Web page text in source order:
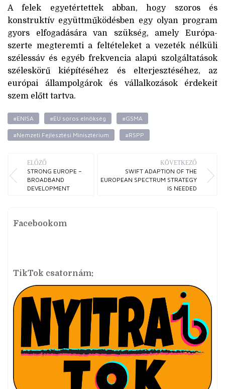
A felek egyetértettek abban, hogy szoros és
konstruktív együttműködésben egy olyan program
gyors elfogadására van szükség, amely Európa-
szerte megteremti a feltételeket a vezeték nélküli
szélessáv és egyéb frekvencia alapú szolgáltatások
széleskörű kiépítéséhez és elterjesztéséhez, az
európai állampolgárok és vállalkozások érdekeit
szem előtt tartva.
#ENISA #EU soros elnökség #GSMA
#Nemzeti Fejlesztési Minisztérium #RSPP
ELŐZŐ
STRONG EUROPE –
BROADBAND
DEVELOPMENT
KÖVETKEZŐ
SWIFT ADAPTION OF THE
EUROPEAN SPECTRUM STRATEGY
IS NEEDED
Facebookom
TikTok csatornám: